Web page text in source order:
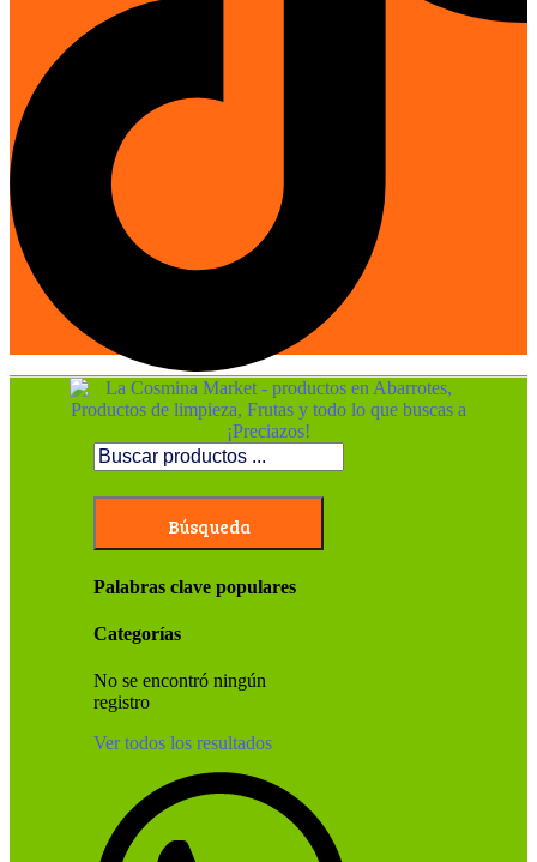
Búsqueda
Palabras clave populares
Categorías
No se encontró ningún
registro
Ver todos los resultados